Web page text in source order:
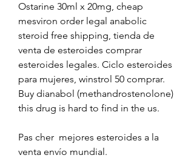
Ostarine 30ml x 20mg, cheap
mesviron order legal anabolic
steroid free shipping, tienda de
venta de esteroides comprar
esteroides legales. Ciclo esteroides
para mujeres, winstrol 50 comprar.
Buy dianabol (methandrostenolone)
this drug is hard to find in the us.
Pas cher  mejores esteroides a la
venta envío mundial.